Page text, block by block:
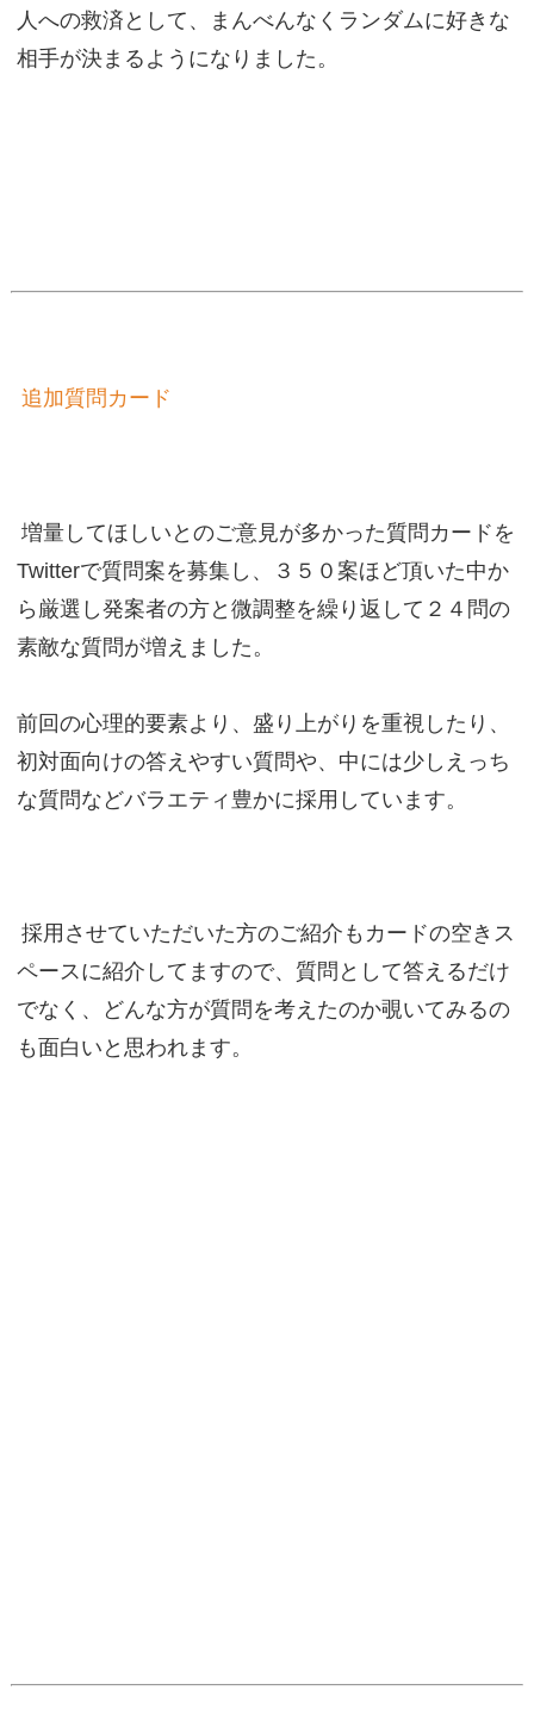
人への救済として、まんべんなくランダムに好きな
相手が決まるようになりました。
追加質問カード
増量してほしいとのご意見が多かった質問カードを
Twitterで質問案を募集し、３５０案ほど頂いた中か
ら厳選し発案者の方と微調整を繰り返して２４問の
素敵な質問が増えました。
前回の心理的要素より、盛り上がりを重視したり、
初対面向けの答えやすい質問や、中には少しえっち
な質問などバラエティ豊かに採用しています。
採用させていただいた方のご紹介もカードの空きス
ペースに紹介してますので、質問として答えるだけ
でなく、どんな方が質問を考えたのか覗いてみるの
も面白いと思われます。